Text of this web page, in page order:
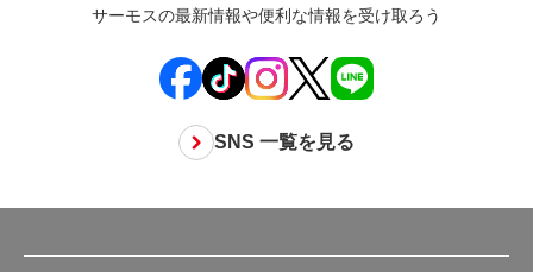
サーモスの最新情報や便利な情報を受け取ろう
SNS 一覧を見る